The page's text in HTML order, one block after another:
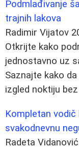
Podmlađivanje
trajnih lakova
Radimir Vijatov
Otkrijte kako
jednostavno uz
Saznajte kako
izgled noktiju
Kompletan
svakodnevnu
Radeta Vidanović